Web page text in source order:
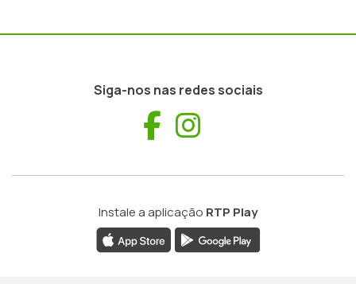
Siga-nos nas redes sociais
Facebook
Instale a aplicação RTP Play